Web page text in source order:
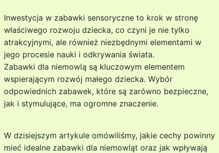
Inwestycja w zabawki sensoryczne to krok w stronę
właściwego rozwoju dziecka, co czyni je nie tylko
atrakcyjnymi, ale również niezbędnymi elementami w
jego procesie nauki i odkrywania świata.
Zabawki dla niemowlą są kluczowym elementem
wspierającym rozwój małego dziecka. Wybór
odpowiednich zabawek, które są zarówno bezpieczne,
jak i stymulujące, ma ogromne znaczenie.
W dzisiejszym artykule omówiliśmy, jakie cechy powinny
mieć idealne zabawki dla niemowląt oraz jak wpływają